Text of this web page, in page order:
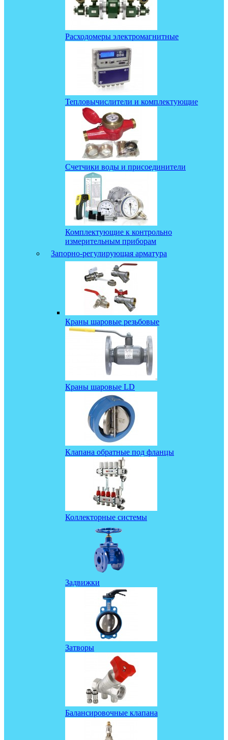
Расходомеры электромагнитные
Тепловычислители и комплектующие
Счетчики воды и присоединители
Комплектующие к контрольно
измерительным приборам
Запорно-регулирующая арматура
Краны шаровые резьбовые
Краны шаровые LD
Клапана обратные под фланцы
Коллекторные системы
Задвижки
Затворы
Балансировочные клапана